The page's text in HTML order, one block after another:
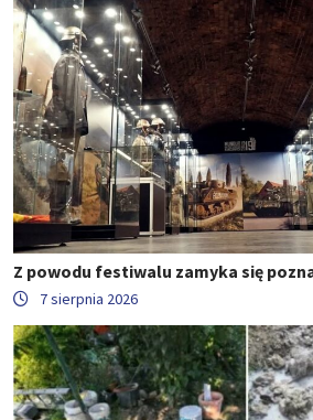
Z powodu festiwalu zamyka się
7 sierpnia 2026